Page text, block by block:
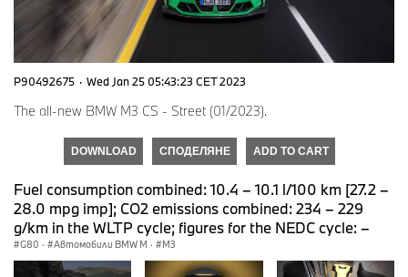
P90492675 · Wed Jan 25 05:43:23 CET 2023
The all-new BMW M3 CS - Street (01/2023).
DOWNLOAD СПОДЕЛЯНЕ ADD TO CART
Fuel consumption combined: 10.4 – 10.1 l/100 km [27.2 –
28.0 mpg imp]; CO2 emissions combined: 234 – 229
g/km in the WLTP cycle; figures for the NEDC cycle: –
G80 · Автомобили BMW M · M3